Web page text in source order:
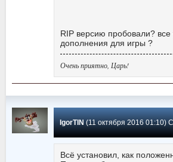
RIP версию пробовали? все
дополнения для игры ?
Очень приятно, Царь!
IgorTIN(11 октября 2016 01:10)
Всё установил, как